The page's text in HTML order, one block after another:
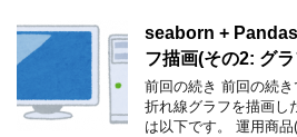
seaborn +
フ描画(その2: グ
前回の続き 前回の続
折れ線グラフを描画し
は以下です。 運用商